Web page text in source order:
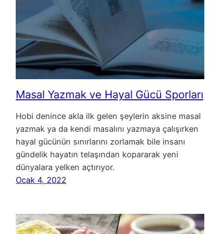
Masal Yazmak ve Hayal Gücü Sporları
Hobi denince akla ilk gelen şeylerin aksine masal
yazmak ya da kendi masalını yazmaya çalışırken
hayal gücünün sınırlarını zorlamak bile insanı
gündelik hayatın telaşından kopararak yeni
dünyalara yelken açtırıyor.
Ocak 4, 2022